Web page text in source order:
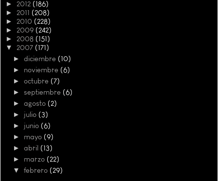
► 2012 (186)
► 2011 (208)
► 2010 (228)
► 2009 (242)
► 2008 (151)
▼ 2007 (171)
► diciembre (10)
► noviembre (6)
► octubre (7)
► septiembre (6)
► agosto (2)
► julio (3)
► junio (6)
► mayo (9)
► abril (13)
► marzo (22)
▼ febrero (29)